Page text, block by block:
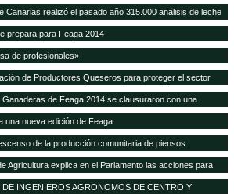
ganado caprino
Canarias realizó el pasado año 315.000 análisis de leche
Islas
prepara para Feaga 2014
de profesionales»
de Productores Queseros para proteger el sector
de Feaga 2014 se clausuraron con una
respeto del reglamento europeo sobre el POSEI
una nueva edición de Feaga
de la producción comunitaria de piensos
2014
Agricultura explica en el Parlamento las acciones para
de la ganadería canaria
DE INGENIEROS AGRONOMOS DE CENTRO Y